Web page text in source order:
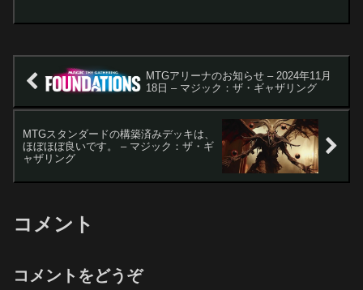
MTGアリーナのお知らせ – 2024年11月
18日 – マジック：ザ・ギャザリング
MTGスタンダードの構築済みデッキは、
ほぼほぼ良いです。 – マジック：ザ・ギ
ャザリング
コメント
コメントをどうぞ